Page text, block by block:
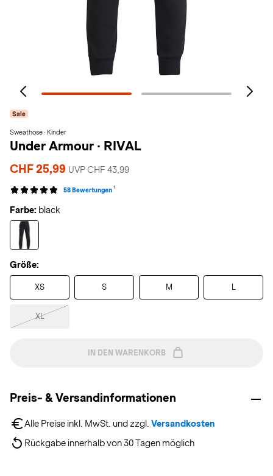
Sale
Sweathose · Kinder
Under Armour · RIVAL
CHF 25,99 UVP CHF 43,99
58 Bewertungen 1
Farbe: black
Größe:
XS S M L
XL
IN DEN WARENKORB
Preis- & Versandinformationen
Alle Preise inkl. MwSt. und zzgl. Versandkosten
Rückgabe innerhalb von 30 Tagen möglich